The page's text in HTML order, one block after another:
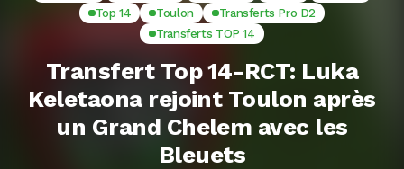
Top 14
Toulon
Transferts Pro D2
Transferts TOP 14
Transfert Top 14-RCT: Luka
Keletaona rejoint Toulon après
un Grand Chelem avec les
Bleuets